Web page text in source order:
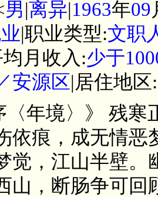
男|离异|1963年09
|职业类型:文职
均月收入:少于
安源区|居住地区:
〈年境〉》 残
依痕，成无情
觉，江山半壁
山，断肠争可回